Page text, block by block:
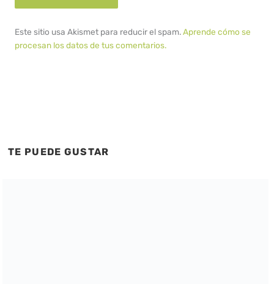
Este sitio usa Akismet para reducir el spam.Aprende cómo se
procesan los datos de tus comentarios.
TE PUEDE GUSTAR